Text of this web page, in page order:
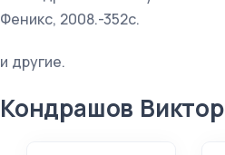
Феникс, 2008.-352с.
и другие.
Кондрашов